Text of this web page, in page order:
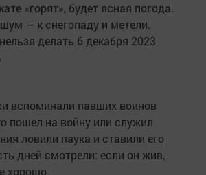
«горят», будет ясная погода.
— к снегопаду и метели.
делать 6 декабря 2023
вспоминали павших воинов
пошел на войну или служил
ловили паука и ставили его
дней смотрели: если он жив,
хорошо.